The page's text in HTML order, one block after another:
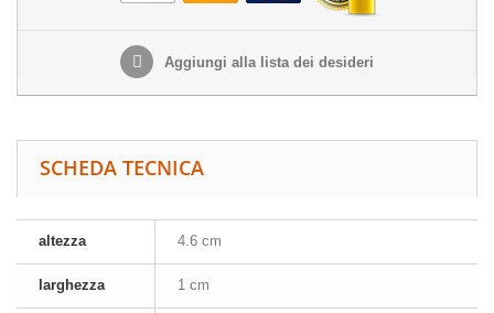
Aggiungi alla lista dei desideri
SCHEDA TECNICA
altezza 4.6 cm
larghezza 1 cm